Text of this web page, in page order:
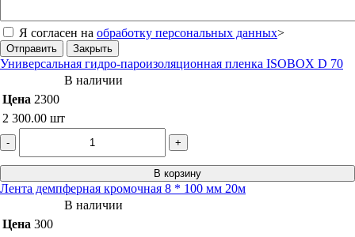
Я согласен на обработку персональных данных>
Отправить Закрыть
Универсальная гидро-пароизоляционная пленка ISOBOX D 70
В наличии
Цена 2300
2 300.00 шт
- +
В корзину
Лента демпферная кромочная 8 * 100 мм 20м
В наличии
Цена 300